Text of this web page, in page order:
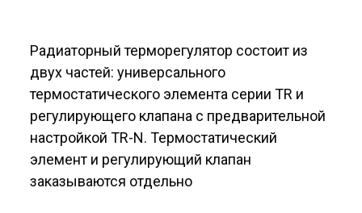
Радиаторный терморегулятор состоит из
двух частей: универсального
термостатического элемента серии TR и
регулирующего клапана с предварительной
настройкой TR-N. Термостатический
элемент и регулирующий клапан
заказываются отдельно